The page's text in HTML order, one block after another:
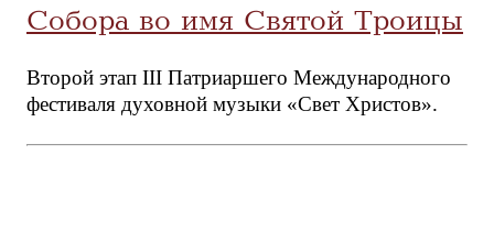
Собора во имя Святой Троицы
Второй этап III Патриаршего Международного
фестиваля духовной музыки «Свет Христов».